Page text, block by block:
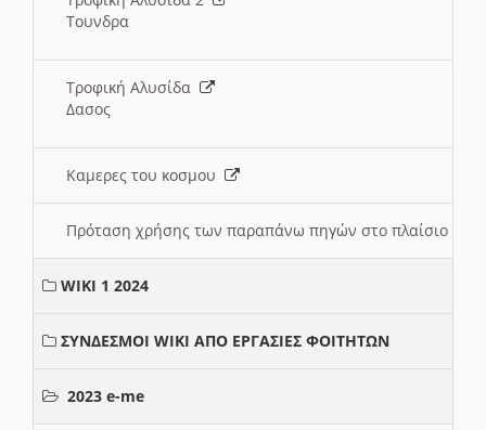
Τουνδρα
Τροφική Αλυσίδα
Δασος
Καμερες του κοσμου
Πρόταση χρήσης των παραπάνω πηγών στο πλαίσιο
WIKI 1 2024
ΣΥΝΔΕΣΜΟΙ WIKI ΑΠΟ ΕΡΓΑΣΙΕΣ ΦΟΙΤΗΤΩΝ
2023 e-me